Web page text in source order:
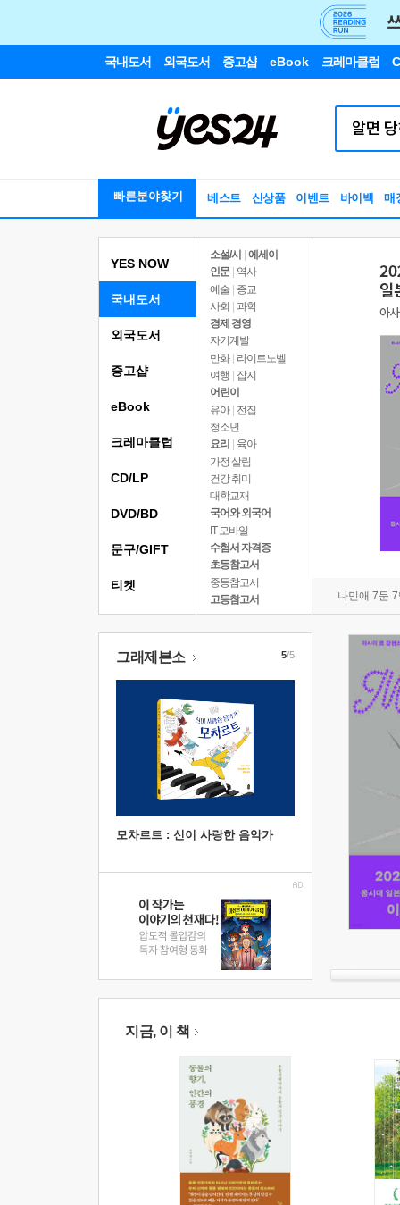
국내도서 외국도서 중고샵 eBook 크레마클럽
빠른분야찾기 베스트 신상품 이벤트 바이백 매
YES NOW
국내도서
소설/시
에세이
인문
역사
예술 | 종교
사회 | 과학
경제 경영
자기계발
만화 | 라이트노벨
여행
잡지
어린이
유아 | 전집
청소년
요리
육아
가정 살림
건강 취미
대학교재
국어와 외국어
IT 모바일
수험서 자격증
초등참고서
중등참고서
고등참고서
나민애 7문
외국도서
중고샵
eBook
크레마클럽
CD/LP
DVD/BD
문구/GIFT
티켓
그래제본소
모차르트 : 신이 사랑한 음악가
5/5
지금, 이 책